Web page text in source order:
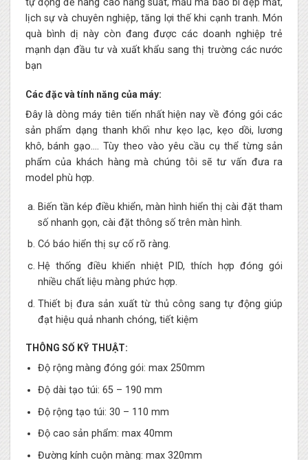
tự động để nâng cao năng suất, mẫu mã bao bì đẹp mắt,
lịch sự và chuyên nghiệp, tăng lợi thế khi cạnh tranh. Món
quà bình dị này còn đang được các doanh nghiệp trẻ
mạnh dạn đầu tư và xuất khẩu sang thị trường các nước
bạn
Các đặc và tính năng của máy:
Đây là dòng máy tiên tiến nhất hiện nay về đóng gói các
sản phẩm dạng thanh khối như kẹo lạc, kẹo dồi, lương
khô, bánh gạo…. Tùy theo vào yêu cầu cụ thể từng sản
phẩm của khách hàng mà chúng tôi sẽ tư vấn đưa ra
model phù hợp.
Biến tần kép điều khiển, màn hình hiển thị cài đặt tham
số nhanh gọn, cài đặt thông số trên màn hình.
Có báo hiển thị sự cố rõ ràng.
Hệ thống điều khiển nhiệt PID, thích hợp đóng gói
nhiều chất liệu màng phức hợp.
Thiết bị đưa sản xuất từ thủ công sang tự động giúp
đạt hiệu quả nhanh chóng, tiết kiệm
THÔNG SỐ KỸ THUẬT:
Độ rộng màng đóng gói: max 250mm
Độ dài tạo túi: 65 – 190 mm
Độ rộng tạo túi: 30 – 110 mm
Độ cao sản phẩm: max 40mm
Đường kính cuộn màng: max 320mm